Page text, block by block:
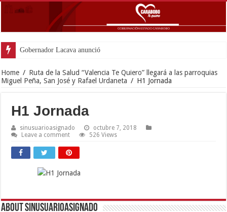
Gobernador Lacava anunció colocación de m
Home / Ruta de la Salud “Valencia Te Quiero” llegará a las parroquias
Miguel Peña, San José y Rafael Urdaneta / H1 Jornada
H1 Jornada
sinusuarioasignado
octubre 7, 2018
Leave a comment
526 Views
About sinusuarioasignado